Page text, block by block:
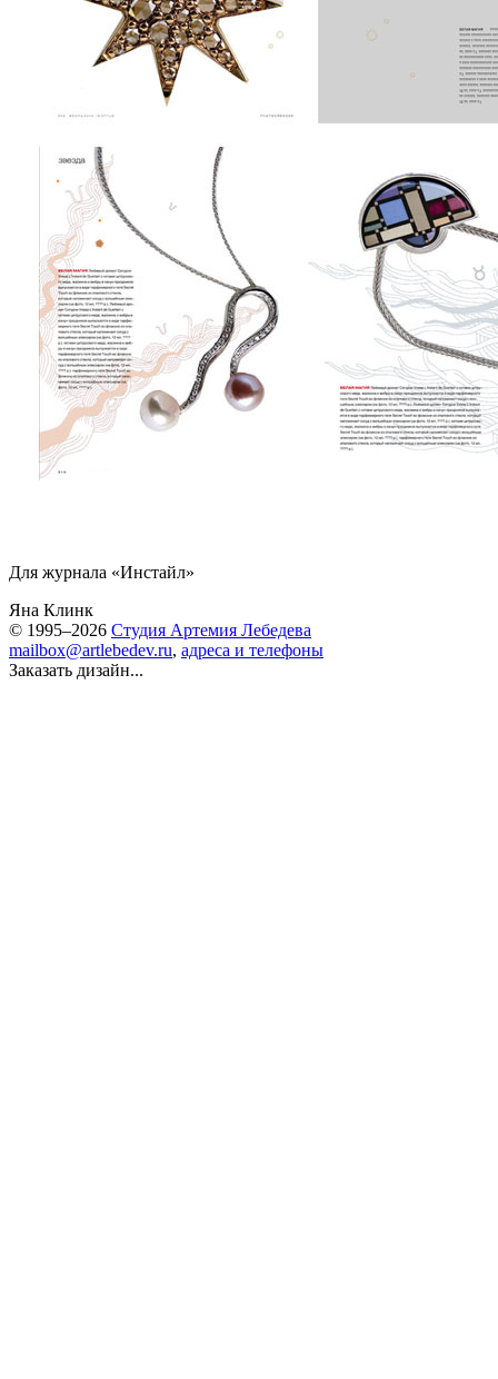
Для журнала «Инстайл»
Яна Клинк
© 1995–2026 Студия Артемия Лебедева
mailbox@artlebedev.ru, адреса и телефоны
Заказать дизайн...